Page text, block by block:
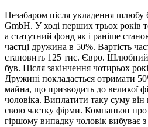
Незабаром після укладення
GmbH. У ході перших трьох років
а статутний фонд як і раніше
частці дружина в 50%. Вартість
становить 125 тис. Євро.
був. Після закінчення чотирьох
Дружині покладається отримати
майна, що призводить до великої
чоловіка. Виплатити таку суму
свою частку фірми. Компаньон
гіршому випадку чоловік